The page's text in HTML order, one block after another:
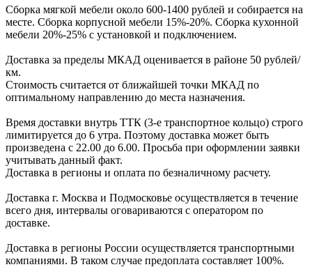
Сборка мягкой мебели около 600-1400 рублей и собирается на
месте. Сборка корпусной мебели 15%-20%. Сборка кухонной
мебели 20%-25% с установкой и подключением.
Доставка за пределы МКАД оценивается в районе 50 рублей/
км.
Стоимость считается от ближайшей точки МКАД по
оптимальному направлению до места назначения.
Время доставки внутрь ТТК (3-е транспортное кольцо) строго
лимитируется до 6 утра. Поэтому доставка может быть
произведена с 22.00 до 6.00. Просьба при оформлении заявки
учитывать данный факт.
Доставка в регионы и оплата по безналичному расчету.
Доставка г. Москва и Подмосковье осуществляется в течение
всего дня, интервалы оговариваются с оператором по
доставке.
Доcтавка в регионы России осуществляется транспортными
компаниями. В таком случае предоплата составляет 100%.